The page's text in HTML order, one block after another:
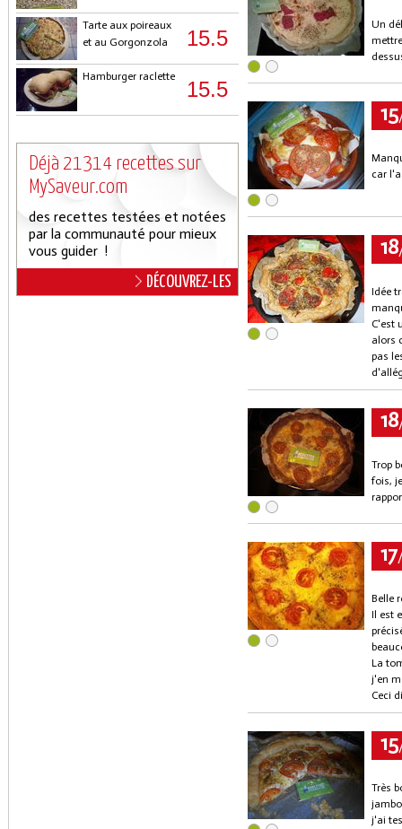
Tarte aux poireaux
et au Gorgonzola
15.5
Hamburger raclette
15.5
Déjà 21314 recettes sur
MySaveur.com
des recettes testées et notées
par la communauté pour mieux
vous guider !
DÉCOUVREZ-LES
Un
15
car
18
Idée
C'est
alors
pas
18
Trop
fois,
17
Belle
Il est
La
j'en
Ceci
15
Très
j'ai